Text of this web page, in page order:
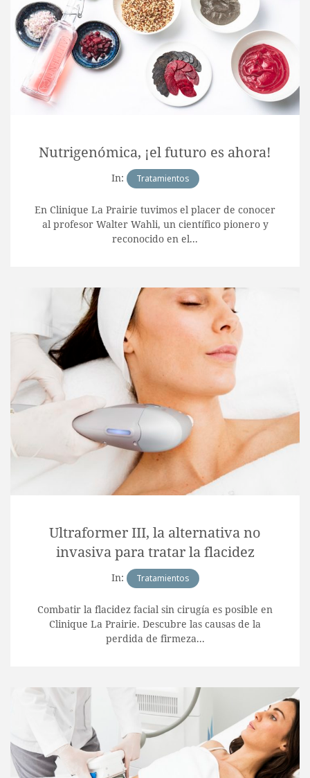
Nutrigenómica, ¡el futuro es ahora!
In: Tratamientos
En Clinique La Prairie tuvimos el placer de conocer
al profesor Walter Wahli, un científico pionero y
reconocido en el...
Ultraformer III, la alternativa no
invasiva para tratar la flacidez
In: Tratamientos
Combatir la flacidez facial sin cirugía es posible en
Clinique La Prairie. Descubre las causas de la
perdida de firmeza...